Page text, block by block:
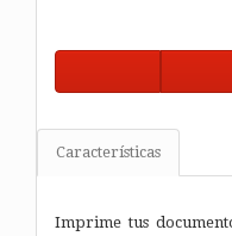
Características
Imprime tus